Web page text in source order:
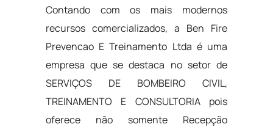
Contando com os mais modernos
recursos comercializados, a Ben Fire
Prevencao E Treinamento Ltda é uma
empresa que se destaca no setor de
SERVIÇOS DE BOMBEIRO CIVIL,
TREINAMENTO E CONSULTORIA pois
oferece não somente Recepção